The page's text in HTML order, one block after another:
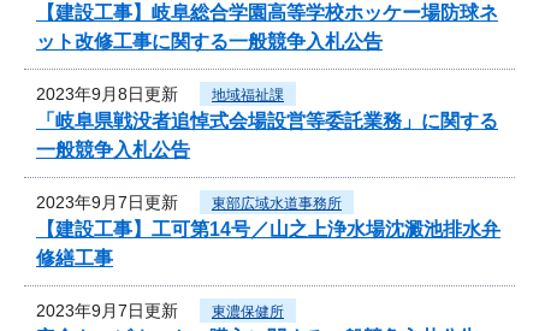
【建設工事】岐阜総合学園高等学校ホッケー場防球ネ
ット改修工事に関する一般競争入札公告
2023年9月8日更新 地域福祉課
「岐阜県戦没者追悼式会場設営等委託業務」に関する
一般競争入札公告
2023年9月7日更新 東部広域水道事務所
【建設工事】工可第14号／山之上浄水場沈澱池排水弁
修繕工事
2023年9月7日更新 東濃保健所